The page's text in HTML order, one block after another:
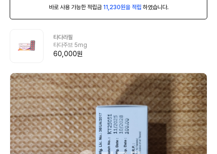
바로 사용 가능한 적립금 11,230원을 적립 하였습니다.
타다라필
타다주브 5mg
60,000원